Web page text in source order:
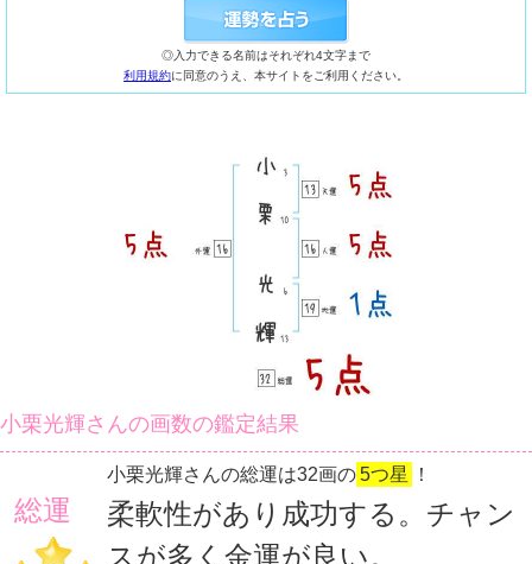
◎入力できる名前はそれぞれ4文字まで
利用規約に同意のうえ、本サイトをご利用ください。
小栗光輝さんの画数の鑑定結果
総運
小栗光輝さんの総運は32画の5つ星 ！
柔軟性があり成功する。チャン
スが多く金運が良い。